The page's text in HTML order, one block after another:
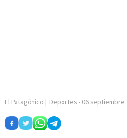
El Patagónico | Deportes - 06 septiembre